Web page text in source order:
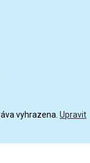
vyhrazena. Upravit